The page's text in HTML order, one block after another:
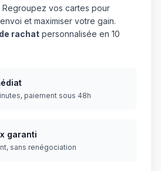
vos cartes pour
et maximiser votre gain.
rachat personnalisée en 10
paiement sous 48h
garanti
sans renégociation